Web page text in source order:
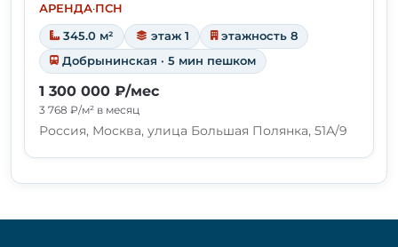
АРЕНДА·ПСН
345.0 м² этаж 1
этажность 8
Добрынинская · 5 мин пешком
1 300 000 ₽/мес
3 768 ₽/м² в месяц
Россия, Москва, улица Большая Полянка, 51А/9